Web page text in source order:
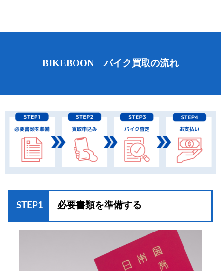
BIKEBOON バイク買取の流れ
STEP1 必要書類を準備する